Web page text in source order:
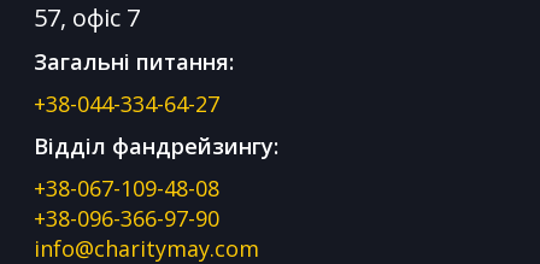
57, офіс 7
Загальні питання:
+38-044-334-64-27
Відділ фандрейзингу:
+38-067-109-48-08
+38-096-366-97-90
info@charitymay.com